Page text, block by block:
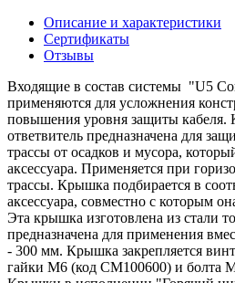
Описание и характеристики
Сертификаты
Отзывы
Входящие в состав системы "U5
применяются для усложнения
повышения уровня защиты
ответвитель предназначена для
трассы от осадков и мусора,
аксессуара. Применяется при
трассы. Крышка подбирается в
аксессуара, совместно с которым
Эта крышка изготовлена из стали
предназначена для применения
- 300 мм. Крышка закрепляется
гайки М6 (код СМ100600) и болта